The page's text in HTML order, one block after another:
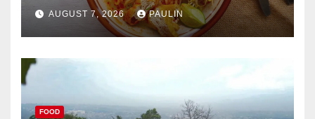
AUGUST 7, 2026 PAULIN
FOOD